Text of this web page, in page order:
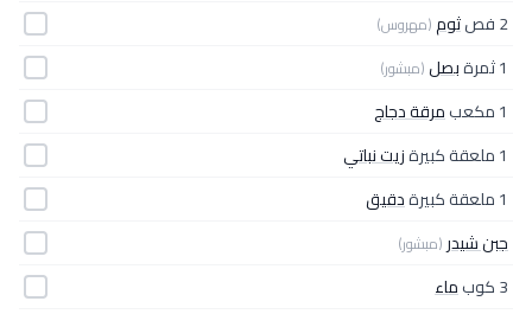
2 فص ثوم(مهروس)
1 ثمرة بصل(مبشور)
1 مكعب
مرقة دجاج
1 ملعقة كبيرة
زيت نباتي
1 ملعقة كبيرة
دقيق
جبن شيدر(مبشور)
3 كوب
ماء